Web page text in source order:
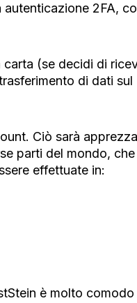
2FA,
(se decidi di
di dati
Ciò sarà
parti del mondo,
effettuate in:
è molto